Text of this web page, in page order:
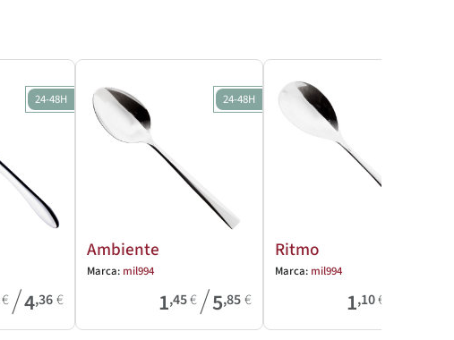
24-48H
€/4,36€
24-48H
Ambiente
Marca: mil994
1,45€/5,85€
Ritmo
Marca: mil994
1,10€